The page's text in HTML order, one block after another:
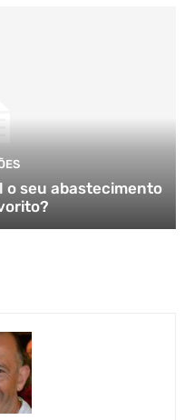
o seu abastecimento